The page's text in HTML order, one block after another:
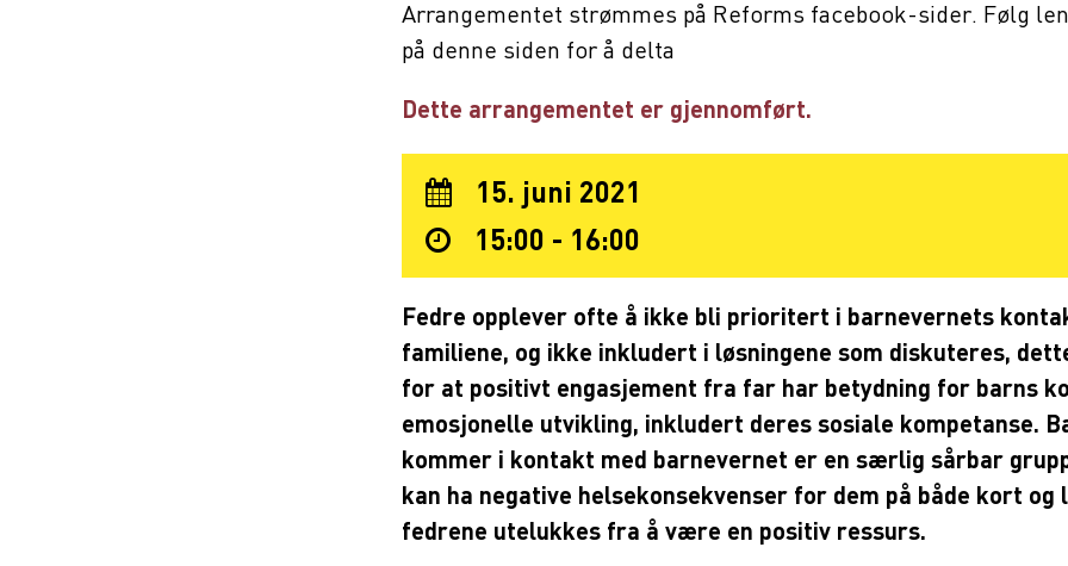
Arrangementet strømmes på Reforms facebook-sider. Følg
på denne siden for å delta
Dette arrangementet er gjennomført.
15. juni 2021
15:00 - 16:00
Fedre opplever ofte å ikke bli prioritert i barnevernets
familiene, og ikke inkludert i løsningene som diskuteres,
for at positivt engasjement fra far har betydning for barns
emosjonelle utvikling, inkludert deres sosiale kompetanse.
kommer i kontakt med barnevernet er en særlig sårbar
kan ha negative helsekonsekvenser for dem på både kort og
fedrene utelukkes fra å være en positiv ressurs.